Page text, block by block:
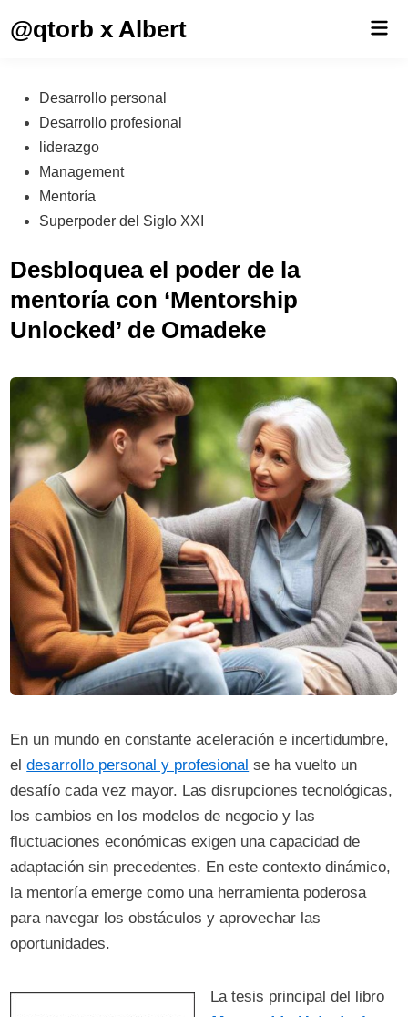
@qtorb x Albert
Publicado
en
Desarrollo personal
Desarrollo profesional
liderazgo
Management
Mentoría
Superpoder del Siglo XXI
Desbloquea el poder de la
mentoría con ‘Mentorship
Unlocked’ de Omadeke
En un mundo en constante aceleración e incertidumbre,
eldesarrollo personal y profesional se ha vuelto un
desafío cada vez mayor. Las disrupciones tecnológicas,
los cambios en los modelos de negocio y las
fluctuaciones económicas exigen una capacidad de
adaptación sin precedentes. En este contexto dinámico,
la mentoría emerge como una herramienta poderosa
para navegar los obstáculos y aprovechar las
oportunidades.
La tesis principal del libro